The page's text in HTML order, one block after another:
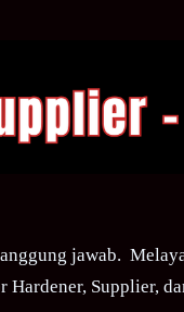
jawab.
Hardener, Supplier,